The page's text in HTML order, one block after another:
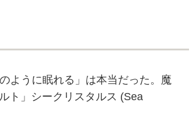
ように眠れる」は本当だった。魔
ト」シークリスタルス (Sea